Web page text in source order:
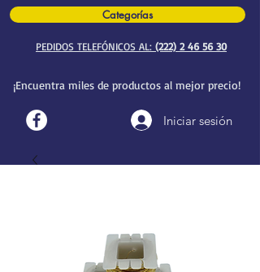
Categorías
PEDIDOS TELEFÓNICOS AL: (222) 2 46 56 30
¡Encuentra miles de productos al mejor precio!
Iniciar sesión